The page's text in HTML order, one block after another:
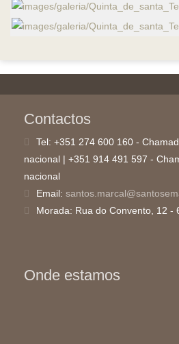
Contactos
Tel: +351 274 600 160 -
nacional | +351 914 491 597 -
nacional
Email:
Morada: Rua do Convento, 12 -
Onde estamos